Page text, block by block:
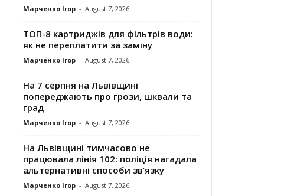
Марченко Ігор - August 7, 2026
ТОП-8 картриджів для фільтрів води:
як не переплатити за заміну
Марченко Ігор - August 7, 2026
На 7 серпня на Львівщині
попереджають про грози, шквали та
град
Марченко Ігор - August 7, 2026
На Львівщині тимчасово не
працювала лінія 102: поліція нагадала
альтернативні способи зв’язку
Марченко Ігор - August 7, 2026